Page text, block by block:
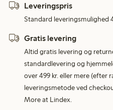
Leveringspris
Standard leveringsmulighed
Gratis levering
Altid gratis levering og
standardlevering og
over 499 kr. eller mere
leveringsmetode ved
More at Lindex.